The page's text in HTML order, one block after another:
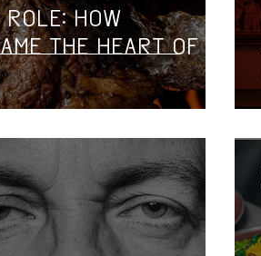
role: How
the heart of